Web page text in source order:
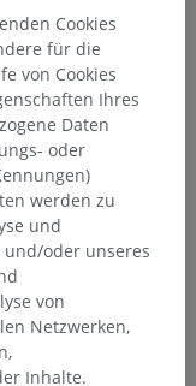
anatomische
oder
Cookies
für die
von Cookies
Ihres
Daten
oder
werden zu
und
oder unseres
von
Netzwerken,
Inhalte.